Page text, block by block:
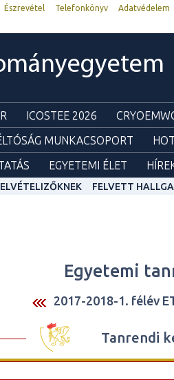
Észrevétel Telefonkönyv
Adatvédelem
ICOSTEE 2026
MUNKACSOPORT
EGYETEMI ÉLET
FELVETT
Egyetemi
2017-2018-1. félév
Tanrendi